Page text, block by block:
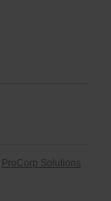
ProCorp Solutions